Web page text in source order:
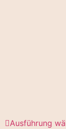
Ausführung